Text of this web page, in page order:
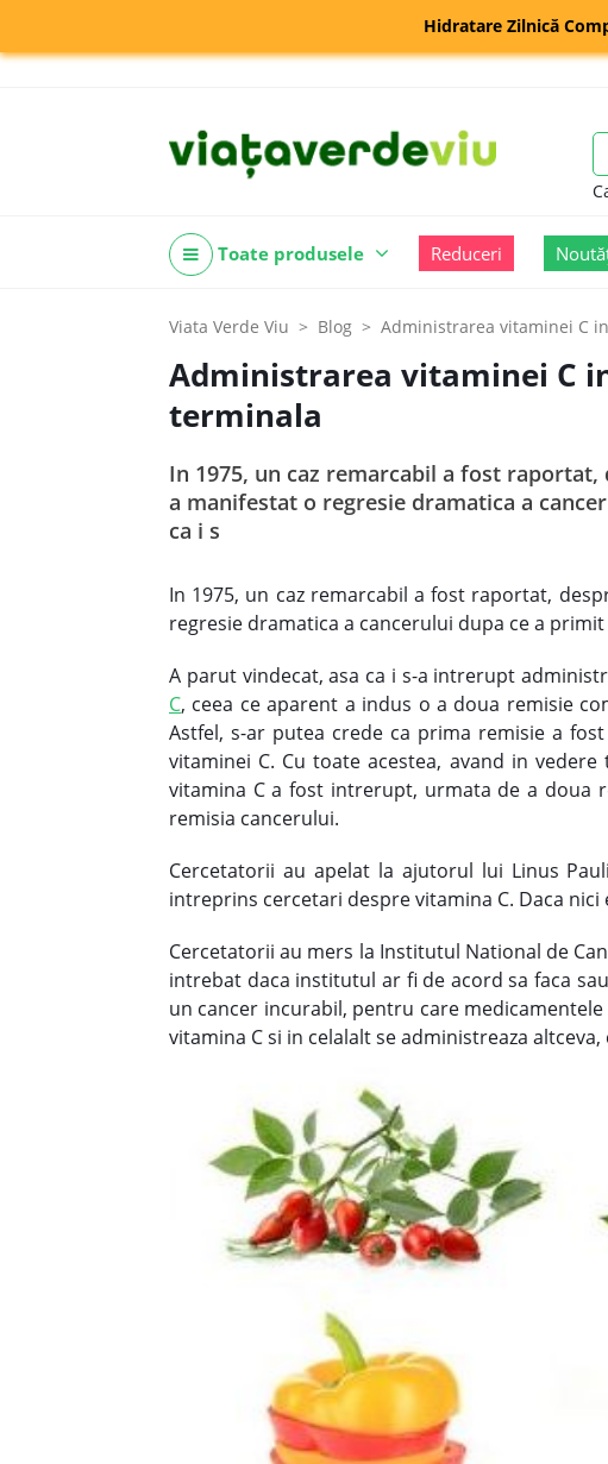
Hidratare Zilnică
Toate produsele Reduceri
Viata Verde Viu Blog Administrarea vitaminei C
Administrarea vitaminei C
terminala
In 1975, un caz remarcabil a fost
a manifestat o regresie dramatica a
ca i s
In 1975, un caz remarcabil a fost raportat,
regresie dramatica a cancerului dupa ce a
A parut vindecat, asa ca i s-a intrerupt
C, ceea ce aparent a indus o a doua remisie
Astfel, s-ar putea crede ca prima remisie a
vitaminei C. Cu toate acestea, avand in
vitamina C a fost intrerupt, urmata de a doua
remisia cancerului.
Cercetatorii au apelat la ajutorul lui Linus
intreprins cercetari despre vitamina C. Daca
Cercetatorii au mers la Institutul National de
intrebat daca institutul ar fi de acord sa faca
un cancer incurabil, pentru care
vitamina C si in celalalt se administreaza